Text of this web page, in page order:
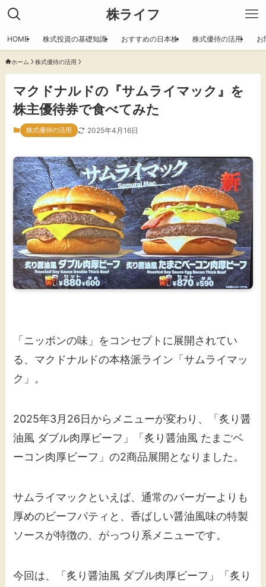
株ライフ
HOME 株式投資の基礎知識 おすすめの日本株 株式優待の活用 お
ホーム 株式優待の活用
マクドナルドの『サムライマック』を
株主優待券で食べてみた
株式優待の活用 2025年4月16日
「ニッポンの味」をコンセプトに展開されてい
る、マクドナルドの本格派ライン「サムライマッ
ク」。
2025年3月26日からメニューが変わり、「炙り醤
油風 ダブル肉厚ビーフ」「炙り醤油風 たまごベ
ーコン肉厚ビーフ」の2商品展開となりました。
サムライマックといえば、通常のバーガーよりも
厚めのビーフパティと、香ばしい醤油風味の特製
ソースが特徴の、がっつり系メニューです。
今回は、「炙り醤油風 ダブル肉厚ビーフ」「炙り